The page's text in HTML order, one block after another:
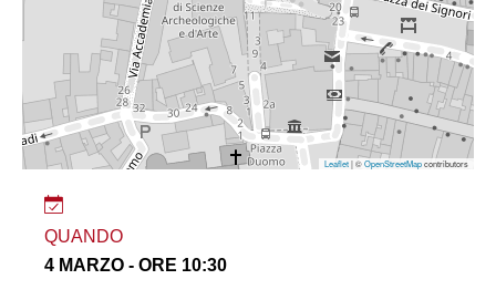
Leaflet| ©OpenStreetMapcontributors
QUANDO
4 MARZO - ORE 10:30